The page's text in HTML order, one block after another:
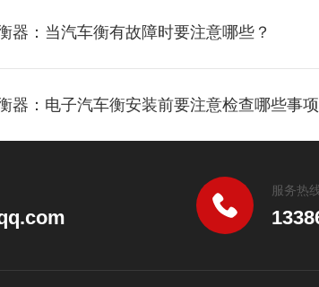
器：当汽车衡有故障时要注意哪些？
器：电子汽车衡安装前要注意检查哪些事项
服务热